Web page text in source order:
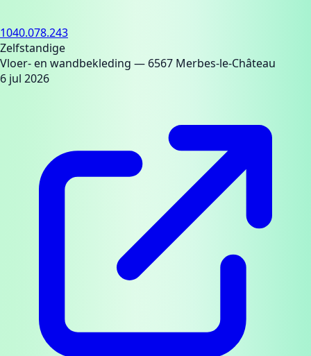
1040.078.243
Zelfstandige
Vloer- en wandbekleding — 6567 Merbes-le-Château
6 jul 2026